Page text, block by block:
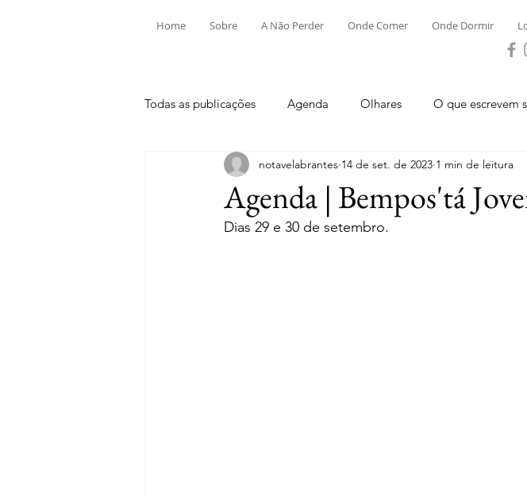
Home Sobre A Não Perder Onde Comer Onde Dormir
Todas as publicações Agenda Olhares O que escrevem
Aldeia do Mato e Souto Alvega e Concavada Bemposta
Mouriscas Pego Rio de Moinhos
Agenda | Bempos'tá
notavelabrantes 14 de set. de 2023 1 min de leitura
Dias 29 e 30 de setembro.